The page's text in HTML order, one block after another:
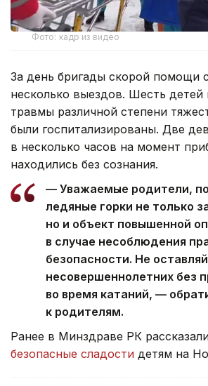
Фото: кадр из видео
За день бригады скорой помощи
несколько выездов. Шесть детей
травмы различной степени
были госпитализированы. Две
в несколько часов на момент
находились без сознания.
— Уважаемые родители,
ледяные горки не только
но и объект повышенной
в случае несоблюдения
безопасности. Не
несовершеннолетних без
во время катаний, —
к родителям.
Ранее в Минздраве РК
безопасные сладости детям на